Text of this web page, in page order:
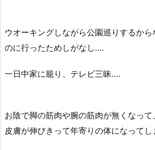
ウオーキングしながら公園巡りするか
のに行ったためしがなし‥‥
一日中家に籠り、テレビ三昧‥‥
お陰で脚の筋肉や腕の筋肉が無くなって
皮膚が伸びきって年寄りの体になってし